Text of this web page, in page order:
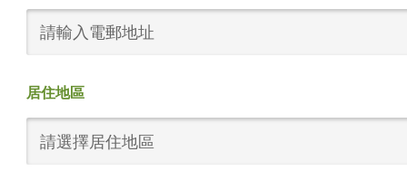
居住地區
請選擇居住地區